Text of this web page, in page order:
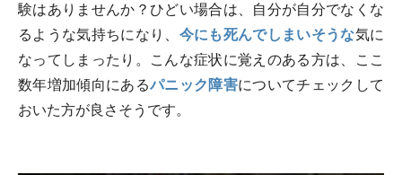
験はありませんか？ひどい場合は、自分が自分でなくな
るような気持ちになり、 今にも死んでしまいそうな気に
なってしまったり。こんな症状に覚えのある方は、ここ
数年増加傾向にあるパニック障害についてチェックして
おいた方が良さそうです。